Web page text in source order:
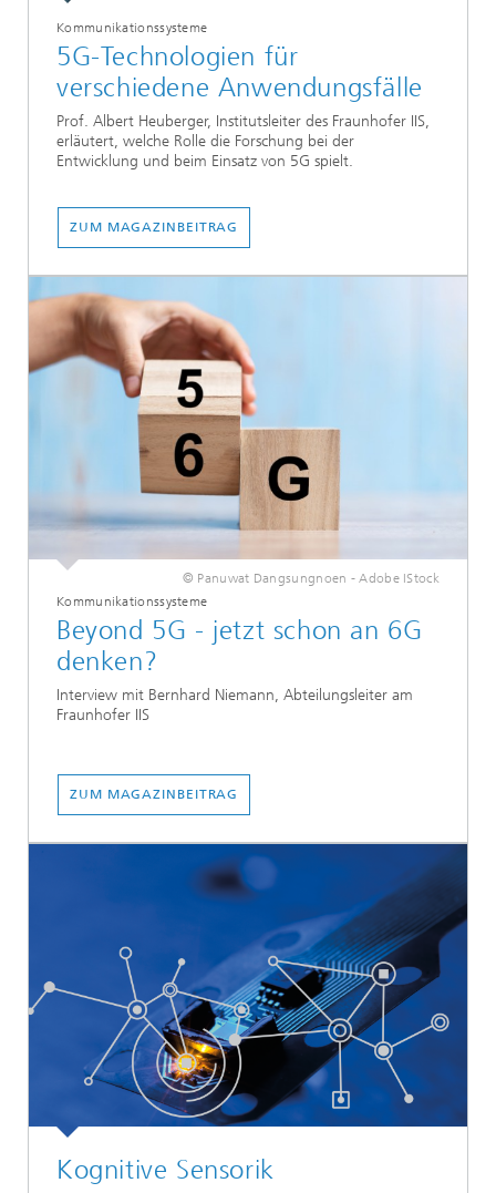
Kommunikationssysteme
5G-Technologien für
verschiedene Anwendungsfälle
Prof. Albert Heuberger, Institutsleiter des Fraunhofer IIS,
erläutert, welche Rolle die Forschung bei der
Entwicklung und beim Einsatz von 5G spielt.
ZUM MAGAZINBEITRAG
© Panuwat Dangsungnoen - Adobe IStock
Kommunikationssysteme
Beyond 5G - jetzt schon an 6G
denken?
Interview mit Bernhard Niemann, Abteilungsleiter am
Fraunhofer IIS
ZUM MAGAZINBEITRAG
Kognitive Sensorik